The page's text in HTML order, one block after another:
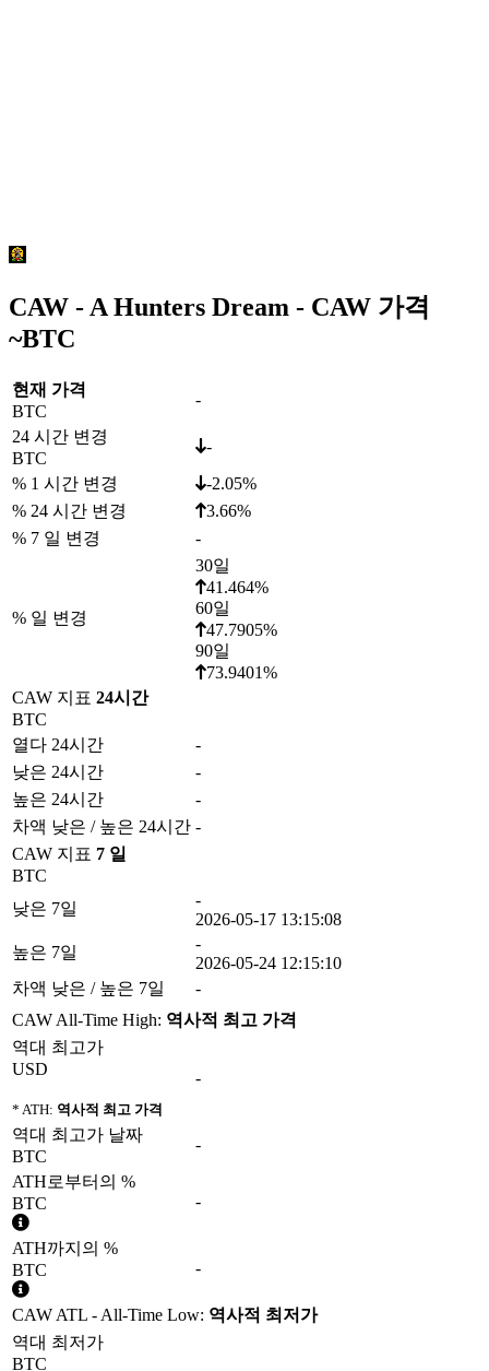
CAW - A Hunters Dream - CAW 가격
~BTC
현재 가격
BTC
-
24 시간 변경
BTC
-
% 1 시간 변경
-2.05%
% 24 시간 변경
3.66%
% 7 일 변경
-
% 일 변경
30일
41.464%
60일
47.7905%
90일
73.9401%
CAW 지표 24시간
BTC
열다 24시간
-
낮은 24시간
-
높은 24시간
-
차액 낮은 / 높은 24시간 -
CAW 지표 7 일
BTC
낮은 7일
-
2026-05-17 13:15:08
높은 7일
-
2026-05-24 12:15:10
차액 낮은 / 높은 7일
-
CAW All-Time High: 역사적 최고 가격
역대 최고가
USD
* ATH: 역사적 최고 가격
-
역대 최고가 날짜
BTC
-
ATH로부터의 %
BTC
-
ATH까지의 %
BTC
-
CAW ATL - All-Time Low: 역사적 최저가
역대 최저가
BTC